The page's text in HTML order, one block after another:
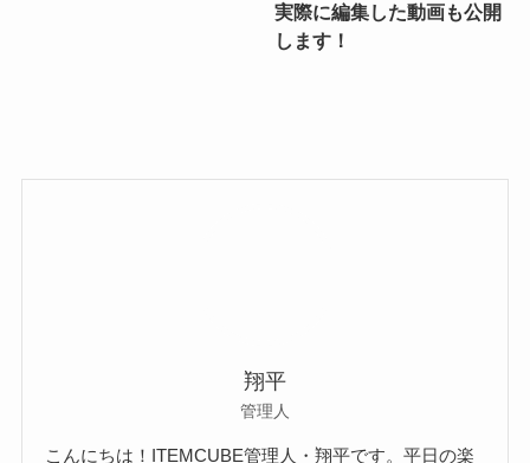
実際に編集した動画も公開
します！
翔平
管理人
こんにちは！ITEMCUBE管理人・翔平です。平日の楽